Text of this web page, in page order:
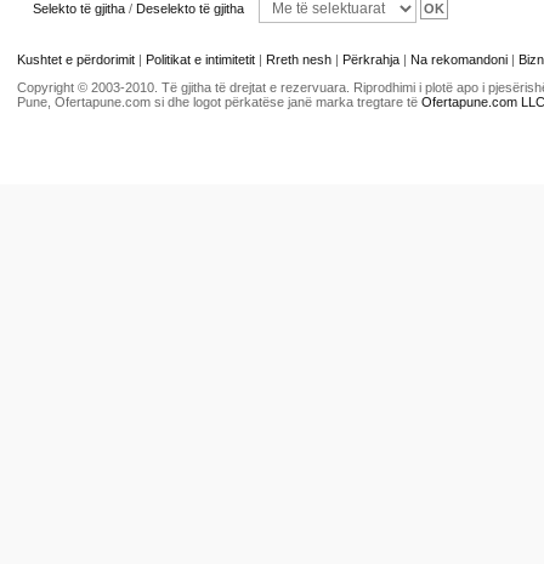
Selekto të gjitha / Deselekto të gjitha
Kushtet e përdorimit | Politikat e intimitetit | Rreth nesh | Përkrahja | Na rekomandoni |
Copyright © 2003-2010. Të gjitha të drejtat e rezervuara. Riprodhimi i plotë apo i
Pune, Ofertapune.com si dhe logot përkatëse janë marka tregtare të Ofertapune.com LLC